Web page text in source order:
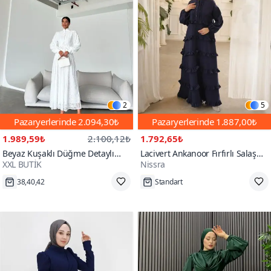
2
Pazaryerlerinde2.094,30₺
1.989,59₺
2.100,12₺
Beyaz Kuşaklı Düğme Detaylı
Uzun Tesettür Abiye Elbise
XXL BUTİK
38,40,42
5
Pazaryerlerinde 1.887,00₺
1.792,65₺
Lacivert Ankanoor Fırfırlı Salaş
Abiye Elbise
Nissra
Standart